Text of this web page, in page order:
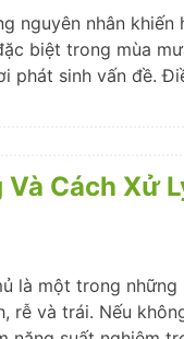
nguyên nhân khiến
biệt trong mùa
phát sinh vấn đề.
Cách Xử
là một trong
rễ và trái. Nếu